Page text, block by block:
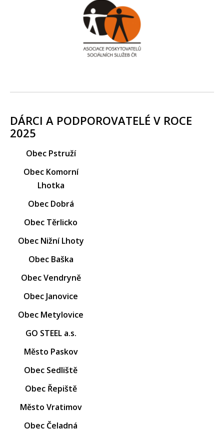
DÁRCI A PODPOROVATELÉ V ROCE
2025
Obec Pstruží
Obec Komorní
Lhotka
Obec Dobrá
Obec Těrlicko
Obec Nižní Lhoty
Obec Baška
Obec Vendryně
Obec Janovice
Obec Metylovice
GO STEEL a.s.
Město Paskov
Obec Sedliště
Obec Řepiště
Město Vratimov
Obec Čeladná